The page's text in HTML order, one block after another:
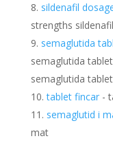
sildenafil
strengths
semaglutida
semaglutida
semaglutida
tablet fincar-
semaglutid i
mat